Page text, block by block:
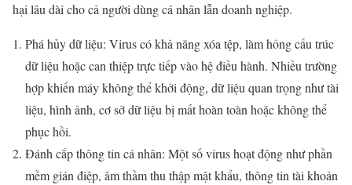
hại lâu dài cho cả người dùng cá nhân lẫn doanh nghiệp.
Phá hủy dữ liệu: Virus có khả năng xóa tệp, làm hỏng cấu trúc
dữ liệu hoặc can thiệp trực tiếp vào hệ điều hành. Nhiều trường
hợp khiến máy không thể khởi động, dữ liệu quan trọng như tài
liệu, hình ảnh, cơ sở dữ liệu bị mất hoàn toàn hoặc không thể
phục hồi.
Đánh cắp thông tin cá nhân: Một số virus hoạt động như phần
mềm gián điệp, âm thầm thu thập mật khẩu, thông tin tài khoản